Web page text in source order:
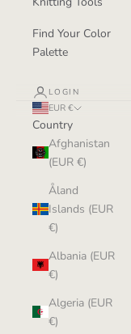
Find Your Color
Palette
LOGIN
EUR €
Country
Afghanistan
(EUR €)
Åland
Islands (EUR
€)
Albania (EUR
€)
Algeria (EUR
€)